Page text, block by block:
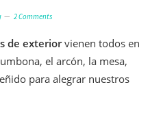
2 Comments
de exteriorvienen todos en
el arcón, la mesa,
para alegrar nuestros